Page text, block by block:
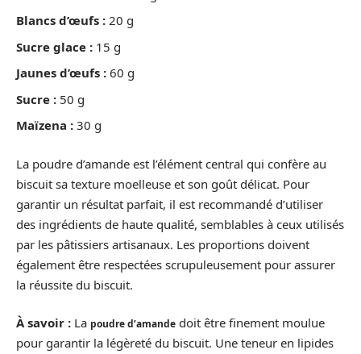
Blancs d’œufs : 20 g
Sucre glace : 15 g
Jaunes d’œufs : 60 g
Sucre : 50 g
Maïzena : 30 g
La poudre d’amande est l’élément central qui confère au
biscuit sa texture moelleuse et son goût délicat. Pour
garantir un résultat parfait, il est recommandé d’utiliser
des ingrédients de haute qualité, semblables à ceux utilisés
par les pâtissiers artisanaux. Les proportions doivent
également être respectées scrupuleusement pour assurer
la réussite du biscuit.
À savoir : La poudre d’amande doit être finement moulue
pour garantir la légèreté du biscuit. Une teneur en lipides